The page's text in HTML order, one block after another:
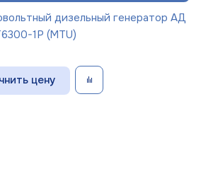
дизельный генератор АД
1Р (MTU)
цену